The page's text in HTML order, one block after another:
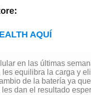
AQUÍ
en las últimas
equilibra la carga y
de la batería ya
dan el resultado